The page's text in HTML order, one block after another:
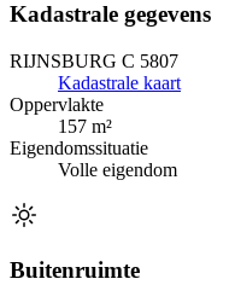
Kadastrale gegevens
RIJNSBURG C 5807
Kadastrale kaart
Oppervlakte
157 m²
Eigendomssituatie
Volle eigendom
Buitenruimte